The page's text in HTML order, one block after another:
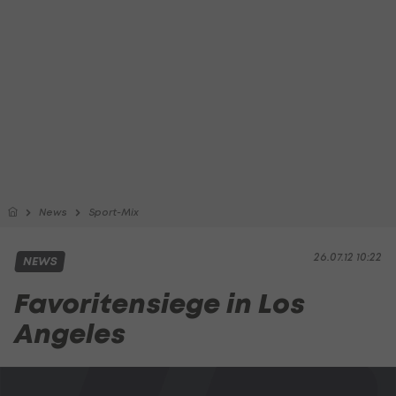
News Sport-Mix
26.07.12 10:22
NEWS
Favoritensiege in Los
Angeles